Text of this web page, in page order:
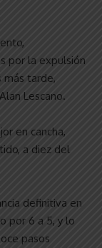
por la expulsión
más tarde,
Lescano.
en cancha,
a diez del
definitiva en
por 6 a 5, y lo
pasos